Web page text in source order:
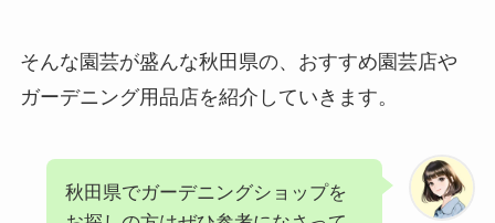
そんな園芸が盛んな秋田県の、おすすめ園芸店や
ガーデニング用品店を紹介していきます。
秋田県でガーデニングショップを